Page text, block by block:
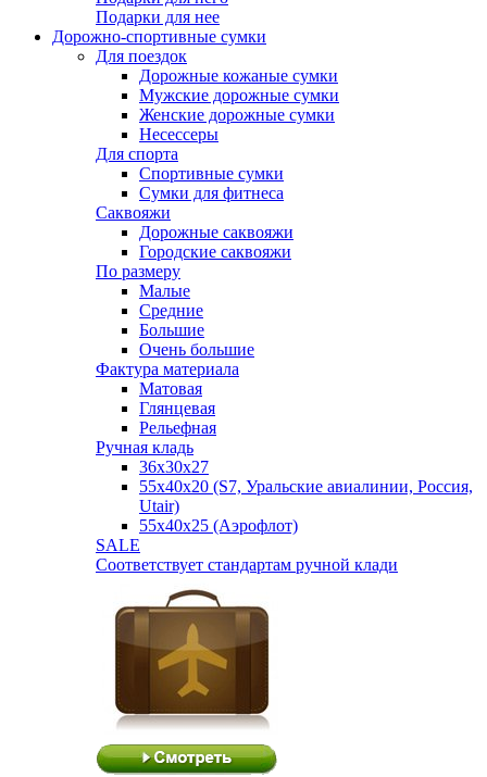
Подарки для нее
Дорожно-спортивные сумки
Для поездок
Дорожные кожаные сумки
Мужские дорожные сумки
Женские дорожные сумки
Несессеры
Для спорта
Спортивные сумки
Сумки для фитнеса
Саквояжи
Дорожные саквояжи
Городские саквояжи
По размеру
Малые
Средние
Большие
Очень большие
Фактура материала
Матовая
Глянцевая
Рельефная
Ручная кладь
36х30x27
55х40х20 (S7, Уральские авиалинии, Россия,
Utair)
55х40х25 (Аэрофлот)
SALE
Соответствует стандартам ручной клади